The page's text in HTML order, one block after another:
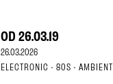
OD 26.03.19
26.03.2026
ELECTRONIC · 80S · AMBIENT